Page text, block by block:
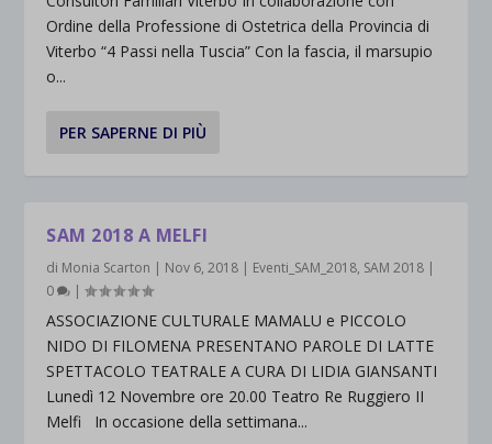
Ordine della Professione di Ostetrica della Provincia di
Viterbo “4 Passi nella Tuscia” Con la fascia, il marsupio
o...
PER SAPERNE DI PIÙ
SAM 2018 A MELFI
di Monia Scarton | Nov 6, 2018 | Eventi_SAM_2018, SAM 2018 |
0
|
ASSOCIAZIONE CULTURALE MAMALU e PICCOLO
NIDO DI FILOMENA PRESENTANO PAROLE DI LATTE
SPETTACOLO TEATRALE A CURA DI LIDIA GIANSANTI
Lunedì 12 Novembre ore 20.00 Teatro Re Ruggiero II
Melfi In occasione della settimana...